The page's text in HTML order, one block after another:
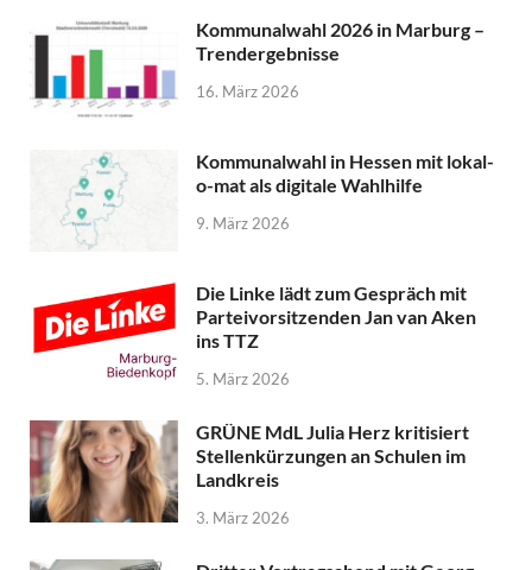
Kommunalwahl 2026 in Marburg –
Trendergebnisse
16. März 2026
Kommunalwahl in Hessen mit lokal-
o-mat als digitale Wahlhilfe
9. März 2026
Die Linke lädt zum Gespräch mit
Parteivorsitzenden Jan van Aken
ins TTZ
5. März 2026
GRÜNE MdL Julia Herz kritisiert
Stellenkürzungen an Schulen im
Landkreis
3. März 2026